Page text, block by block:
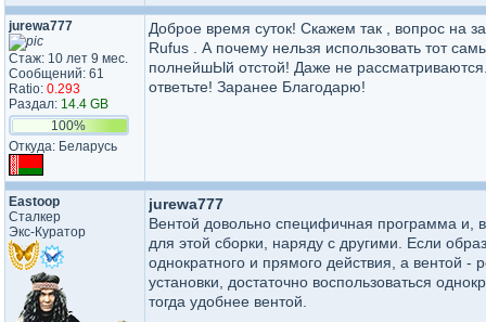
jurewa777
Стаж: 10 лет 9 мес.
Сообщений: 61
Ratio: 0.293
Раздал: 14.4 GB
100%
Откуда: Беларусь
Доброе время суток! Скажем так , вопрос на
Rufus . А почему нельзя использовать тот
полнейшЫй отстой! Даже не
ответьте! Заранее Благодарю!
Eastoop
Сталкер
Экс-Куратор
jurewa777
Вентой довольно специфичная программа и,
для этой сборки, наряду с другими. Если
однократного и прямого действия, а вентой
установки, достаточно воспользоваться
тогда удобнее вентой.